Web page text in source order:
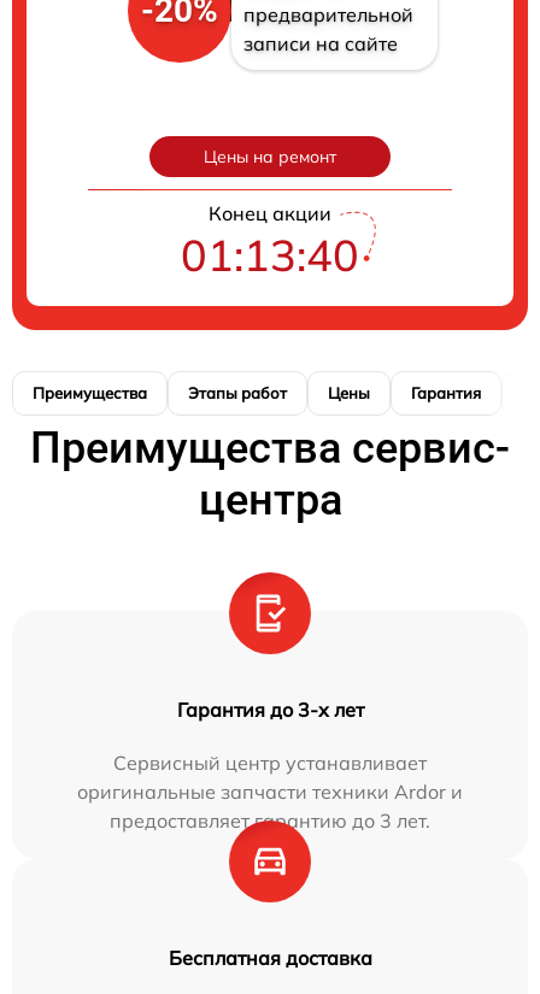
-20%
предварительной
записи на сайте
Цены на ремонт
Конец акции
01:13:39
Преимущества Этапы работ Цены Гарантия
Преимущества сервис-
центра
Гарантия до 3-х лет
Сервисный центр устанавливает
оригинальные запчасти техники Ardor и
предоставляет гарантию до 3 лет.
Бесплатная доставка